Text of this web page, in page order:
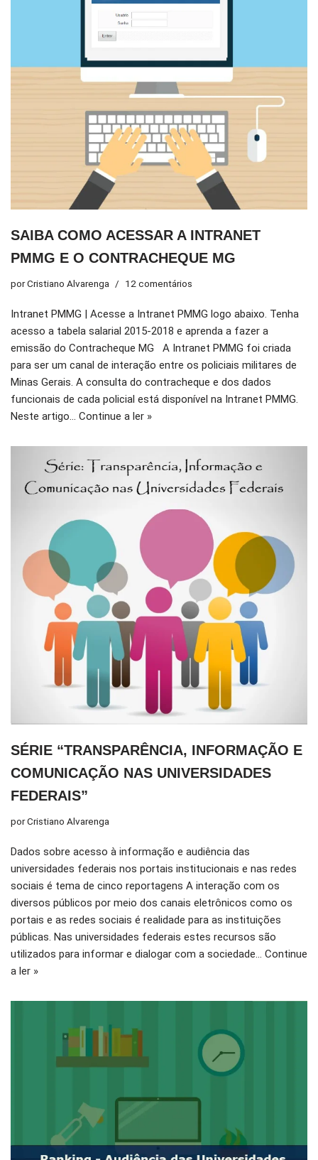
SAIBA COMO ACESSAR A INTRANET
PMMG E O CONTRACHEQUE MG
porCristiano Alvarenga 12 comentários
Intranet PMMG | Acesse a Intranet PMMG logo abaixo. Tenha
acesso a tabela salarial 2015-2018 e aprenda a fazer a
emissão do Contracheque MG A Intranet PMMG foi criada
para ser um canal de interação entre os policiais militares de
Minas Gerais. A consulta do contracheque e dos dados
funcionais de cada policial está disponível na Intranet PMMG.
Neste artigo… Continue a ler »
SÉRIE “TRANSPARÊNCIA, INFORMAÇÃO E
COMUNICAÇÃO NAS UNIVERSIDADES
FEDERAIS”
porCristiano Alvarenga
Dados sobre acesso à informação e audiência das
universidades federais nos portais institucionais e nas redes
sociais é tema de cinco reportagens A interação com os
diversos públicos por meio dos canais eletrônicos como os
portais e as redes sociais é realidade para as instituições
públicas. Nas universidades federais estes recursos são
utilizados para informar e dialogar com a sociedade… Continue
a ler »